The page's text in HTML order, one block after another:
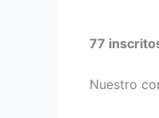
77
Nuestro